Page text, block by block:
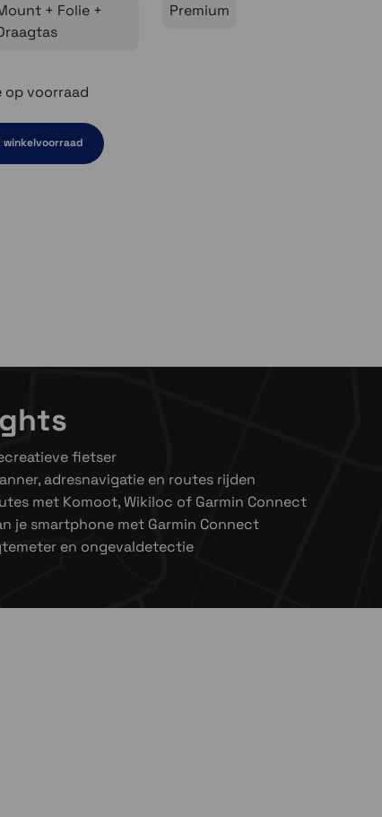
+ Folie +
Premium
op voorraad
winkelvoorraad
fietser
adresnavigatie en routes rijden
met Komoot, Wikiloc of Garmin Connect
je smartphone met Garmin Connect
en ongevaldetectie